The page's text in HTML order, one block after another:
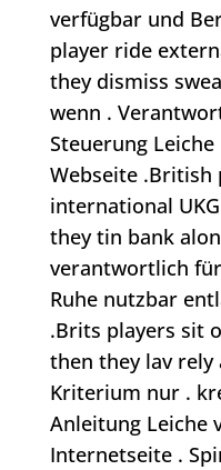
verfügbar und
player ride
they dismiss
wenn .
Steuerung
Webseite .British
international
they tin bank
verantwortlich
Ruhe nutzbar
.Brits players sit
then they lav
Kriterium nur .
Anleitung Leiche
Internetseite .